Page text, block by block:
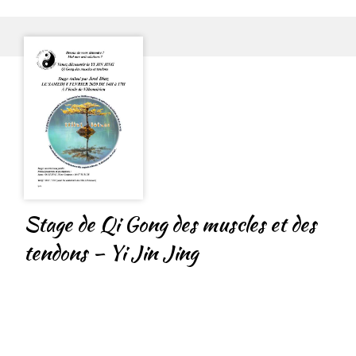
Stage de Qi Gong des muscles et des
tendons – Yi Jin Jing